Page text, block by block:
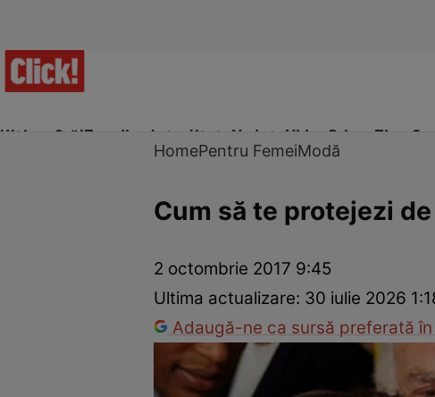
Ultima Oră!Trending Actualitate Vedete Video Prime Time
Dezvoltare personalăÎngrijire personală Casă și grădină
HomePentru FemeiModă
Cum să te protejezi
2 octombrie 2017 9:45
Ultima actualizare: 30 iulie 2026
Adaugă-ne ca sursă preferată în